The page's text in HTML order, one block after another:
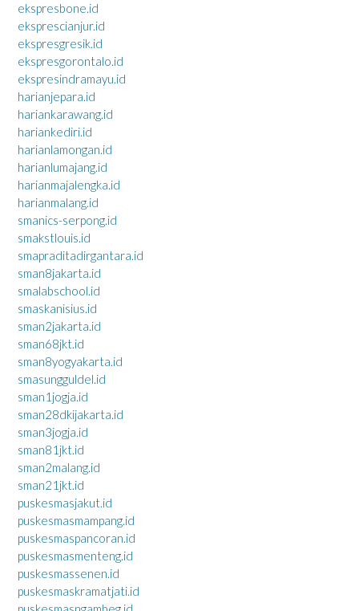
ekspresbone.id
eksprescianjur.id
ekspresgresik.id
ekspresgorontalo.id
ekspresindramayu.id
harianjepara.id
hariankarawang.id
hariankediri.id
harianlamongan.id
harianlumajang.id
harianmajalengka.id
harianmalang.id
smanics-serpong.id
smakstlouis.id
smapraditadirgantara.id
sman8jakarta.id
smalabschool.id
smaskanisius.id
sman2jakarta.id
sman68jkt.id
sman8yogyakarta.id
smasungguldel.id
sman1jogja.id
sman28dkijakarta.id
sman3jogja.id
sman81jkt.id
sman2malang.id
sman21jkt.id
puskesmasjakut.id
puskesmasmampang.id
puskesmaspancoran.id
puskesmasmenteng.id
puskesmassenen.id
puskesmaskramatjati.id